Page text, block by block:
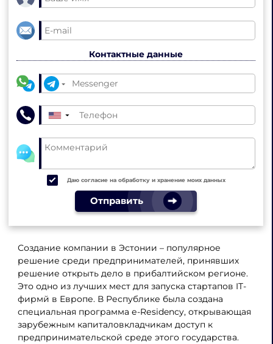
Контактные данные
▼
Даю согласие на обработку и хранение моих данных
Отправить
Создание компании в Эстонии – популярное
решение среди предпринимателей, принявших
решение открыть дело в прибалтийском регионе.
Это одно из лучших мест для запуска стартапов IT-
фирмй в Европе. В Республике была создана
специальная программа е-Rеsidenсy, открывающая
зарубежным капиталовкладчикам доступ к
предпринимательской среде этого государства.